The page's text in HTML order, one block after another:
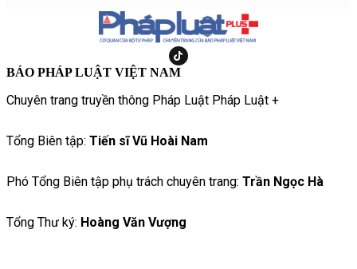
BÁO PHÁP LUẬT VIỆT NAM
Chuyên trang truyền thông Pháp Luật Pháp Luật +
Tổng Biên tập: Tiến sĩ Vũ Hoài Nam
Phó Tổng Biên tập phụ trách chuyên trang: Trần Ngọc Hà
Tổng Thư ký: Hoàng Văn Vượng